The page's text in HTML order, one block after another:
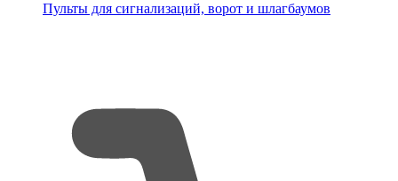
Пульты для сигнализаций, ворот и шлагбаумов